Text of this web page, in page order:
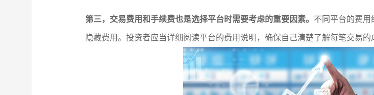
第三，交易费用和手续费也是选择平台时需要考虑的重要因素。 不同平台的费用
隐藏费用。投资者应当详细阅读平台的费用说明，确保自己清楚了解每笔交易的